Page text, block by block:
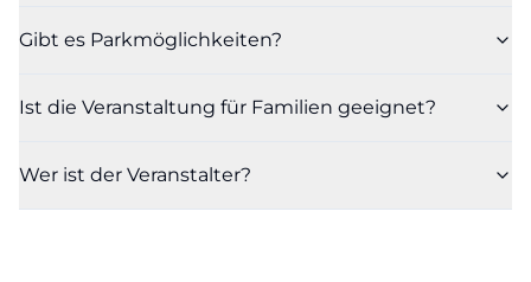
Gibt es Parkmöglichkeiten?
Ist die Veranstaltung für Familien geeignet?
Wer ist der Veranstalter?